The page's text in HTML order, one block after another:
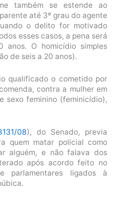
também se estende ao
até 3º grau do agente
o delito for motivado
esses casos, a pena será
anos. O homicídio simples
de seis a 20 anos).
qualificado o cometido por
contra a mulher em
sexo feminino (feminicídio),
08), do Senado, previa
quem matar policial como
alguém, e não falava dos
após acordo feito no
parlamentares ligados à